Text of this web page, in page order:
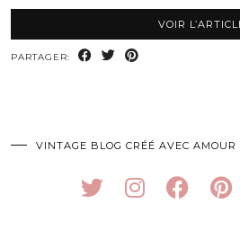
VOIR
PARTAGER:
VINTAGE BLOG CRÉÉ AVEC